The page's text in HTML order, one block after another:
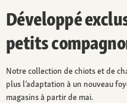
Développé
petits
Notre collection de chiots et de
plus l’adaptation à un nouveau
magasins à partir de mai.